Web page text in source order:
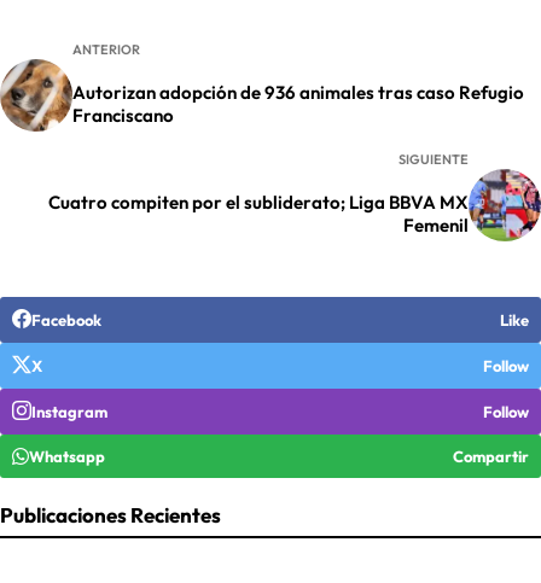
ANTERIOR
Autorizan adopción de 936 animales tras caso Refugio
Franciscano
SIGUIENTE
Cuatro compiten por el subliderato; Liga BBVA MX
Femenil
Facebook Like
X Follow
Instagram Follow
Whatsapp Compartir
Publicaciones Recientes